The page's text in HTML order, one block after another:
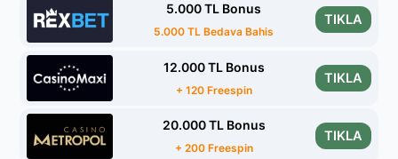
5.000 TL Bonus
5.000 TL Bedava Bahis
TIKLA
12.000 TL Bonus
+ 120 Freespin
TIKLA
20.000 TL Bonus
+ 200 Freespin
TIKLA